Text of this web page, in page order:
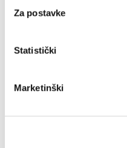
Za postavke
Statistički
Marketinški
Katica Antić
+385911971596